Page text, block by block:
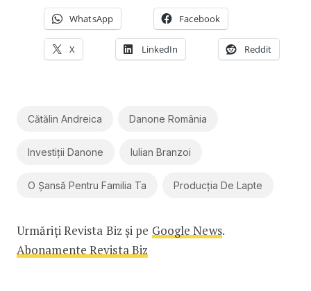
WhatsApp Facebook
X LinkedIn Reddit
Cătălin Andreica Danone România
Investiții Danone Iulian Branzoi
O Șansă Pentru Familia Ta Producția De Lapte
Urmăriți Revista Biz și pe Google News.
Abonamente Revista Biz